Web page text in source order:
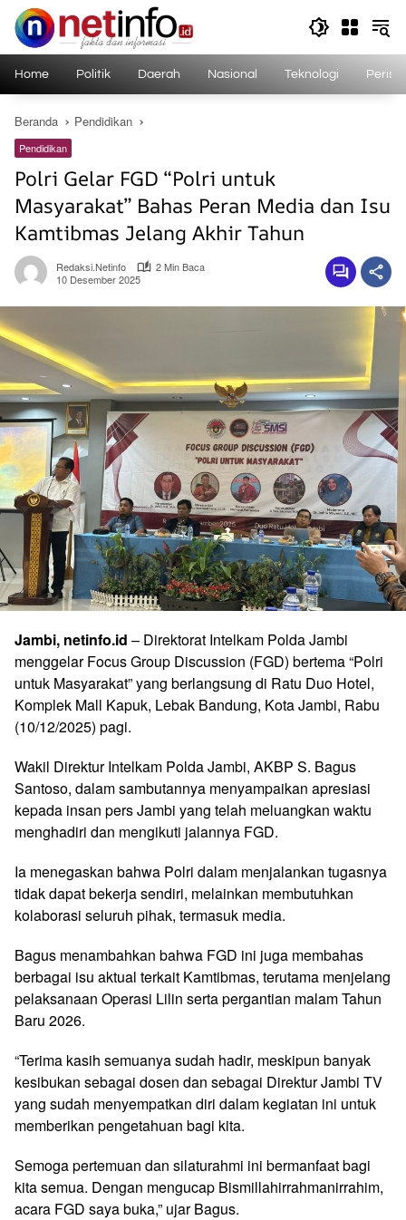
Langsung
konten
Home Politik Daerah Nasional Teknologi
Beranda Pendidikan
Pendidikan
Polri Gelar FGD “Polri untuk
Masyarakat” Bahas Peran Media dan Isu
Kamtibmas Jelang Akhir Tahun
Redaksi.netinfo
2 Min Baca
10 Desember 2025
Jambi, netinfo.id – Direktorat Intelkam Polda Jambi
menggelar Focus Group Discussion (FGD) bertema “Polri
untuk Masyarakat” yang berlangsung di Ratu Duo Hotel,
Komplek Mall Kapuk, Lebak Bandung, Kota Jambi, Rabu
(10/12/2025) pagi.
Wakil Direktur Intelkam Polda Jambi, AKBP S. Bagus
Santoso, dalam sambutannya menyampaikan apresiasi
kepada insan pers Jambi yang telah meluangkan waktu
menghadiri dan mengikuti jalannya FGD.
Ia menegaskan bahwa Polri dalam menjalankan tugasnya
tidak dapat bekerja sendiri, melainkan membutuhkan
kolaborasi seluruh pihak, termasuk media.
Bagus menambahkan bahwa FGD ini juga membahas
berbagai isu aktual terkait Kamtibmas, terutama menjelang
pelaksanaan Operasi Lilin serta pergantian malam Tahun
Baru 2026.
“Terima kasih semuanya sudah hadir, meskipun banyak
kesibukan sebagai dosen dan sebagai Direktur Jambi TV
yang sudah menyempatkan diri dalam kegiatan ini untuk
memberikan pengetahuan bagi kita.
Semoga pertemuan dan silaturahmi ini bermanfaat bagi
kita semua. Dengan mengucap Bismillahirrahmanirrahim,
acara FGD saya buka,” ujar Bagus.